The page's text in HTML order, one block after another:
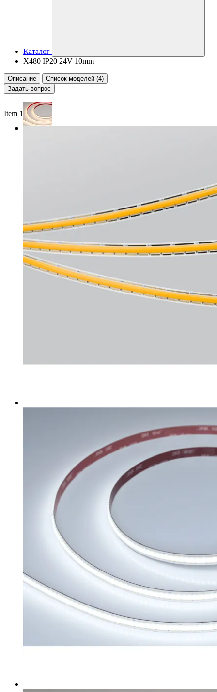
Каталог
X480 IP20 24V 10mm
Описание
Список моделей (4)
Задать вопрос
Item 1 of 5